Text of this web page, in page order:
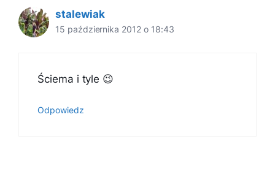
stalewiak
15 października 2012 o 18:43
Ściema i tyle 😉
Odpowiedz